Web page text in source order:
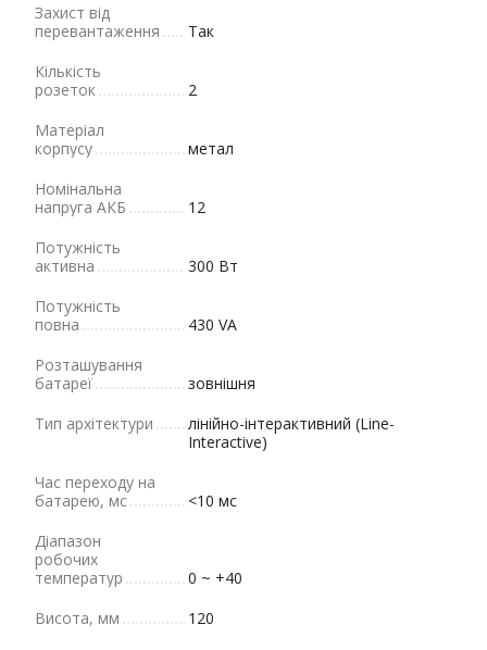
Захист від
перевантаження
Так
Кількість
розеток
2
Матеріал
корпусу
метал
Номінальна
напруга АКБ
12
Потужність
активна
300 Вт
Потужність
повна
430 VA
Розташування
батареї
зовнішня
Тип архітектури
лінійно-інтерактивний (Line-
Interactive)
Час переходу на
батарею, мс
<10 мс
Діапазон
робочих
температур
0 ~ +40
Висота, мм
120